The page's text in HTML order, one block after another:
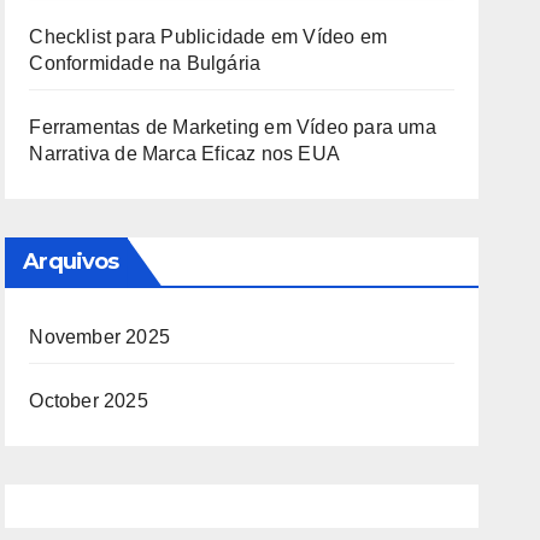
Checklist para Publicidade em Vídeo em
Conformidade na Bulgária
Ferramentas de Marketing em Vídeo para uma
Narrativa de Marca Eficaz nos EUA
Arquivos
November 2025
October 2025